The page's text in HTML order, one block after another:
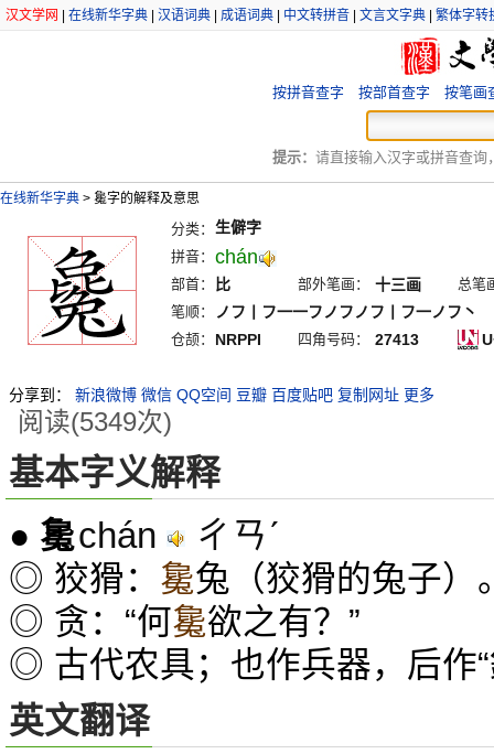
汉文学网 在线新华字典 汉语词典 成语词典 中文转拼音 文言文字典 繁体字转
按拼音查字 按部首查字 按笔画
提示： 请直接输入汉字或拼音查询
在线新华字典 > 毚字的解释及意思
分类： 生僻字
拼音： chán
部首： 比 部外笔画： 十三画
总笔
笔顺：
ノフ丨フ一一フノフノフ丨フ一ノフ丶
仓颉： NRPPI 四角号码： 27413
分享到： 新浪微博 微信 QQ空间 豆瓣 百度贴吧 复制网址 更多
阅读(5349次)
基本字义解释
● 毚chán ㄔㄢˊ
◎ 狡猾： 毚兔（狡猾的兔子）
◎ 贪：“何毚欲之有？”
◎ 古代农具；也作兵器，后作“
英文翻译